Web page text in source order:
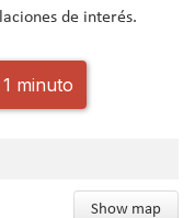
de interés.
minuto
Show map